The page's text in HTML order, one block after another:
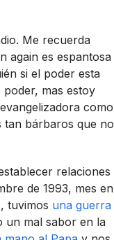
Me recuerda
again es espantosa
si el poder esta
mas estoy
como
tan bárbaros que no
relaciones
de 1993, mes en
tuvimos una guerra
un mal sabor en la